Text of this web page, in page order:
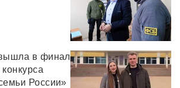
в финал
России»